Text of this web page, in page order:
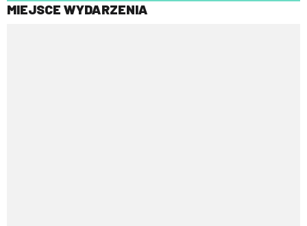
MIEJSCE WYDARZENIA